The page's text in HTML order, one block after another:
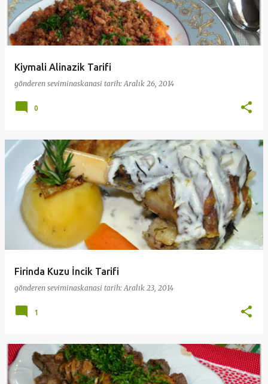
Kiymali Alinazik Tarifi
gönderen seviminaskanasi tarih:Aralık 26, 2014
0
Firinda Kuzu İncik Tarifi
gönderen seviminaskanasi tarih:Aralık 23, 2014
1